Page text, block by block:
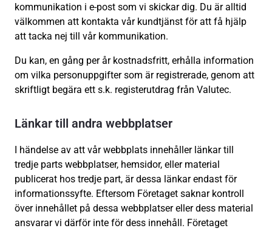
kommunikation i e-post som vi skickar dig. Du är alltid
välkommen att kontakta vår kundtjänst för att få hjälp
att tacka nej till vår kommunikation.
Du kan, en gång per år kostnadsfritt, erhålla information
om vilka personuppgifter som är registrerade, genom att
skriftligt begära ett s.k. registerutdrag från Valutec.
Länkar till andra webbplatser
I händelse av att vår webbplats innehåller länkar till
tredje parts webbplatser, hemsidor, eller material
publicerat hos tredje part, är dessa länkar endast för
informationssyfte. Eftersom Företaget saknar kontroll
över innehållet på dessa webbplatser eller dess material
ansvarar vi därför inte för dess innehåll. Företaget